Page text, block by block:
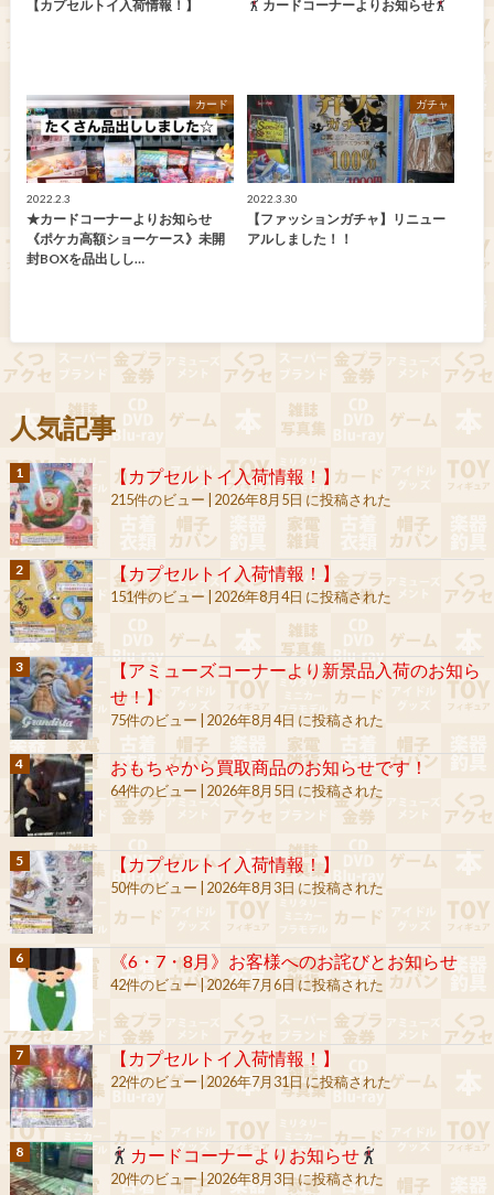
【カプセルトイ入荷情報！】 カードコーナーよりお知らせ
カード
2022.2.3
★カードコーナーよりお知らせ
《ポケカ高額ショーケース》未開
封BOXを品出しし…
ガチャ
2022.3.30
【ファッションガチャ】リニュー
アルしました！！
人気記事
【カプセルトイ入荷情報！】
215件のビュー 2026年8月5日 に投稿された
【カプセルトイ入荷情報！】
151件のビュー 2026年8月4日 に投稿された
【アミューズコーナーより新景品入荷のお知ら
せ！】
75件のビュー 2026年8月4日 に投稿された
おもちゃから買取商品のお知らせです！
64件のビュー 2026年8月5日 に投稿された
【カプセルトイ入荷情報！】
50件のビュー 2026年8月3日 に投稿された
《6・7・8月》お客様へのお詫びとお知らせ
42件のビュー|2026年7月6日 に投稿された
【カプセルトイ入荷情報！】
22件のビュー|2026年7月31日 に投稿された
カードコーナーよりお知らせ
20件のビュー|2026年8月3日 に投稿された